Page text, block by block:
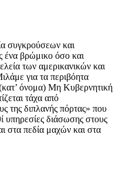
συγκρούσεων και
ένα βρώμικο όσο και
των αμερικανικών και
για τα περιβόητα
όνομα) Μη Κυβερνητική
τάχα από
της διπλανής πόρτας» που
υπηρεσίες διάσωσης στους
στα πεδία μαχών και στα